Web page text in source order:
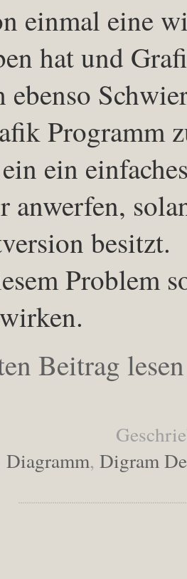
einmal eine
hat und
ebenso
Programm
ein
anwerfen,
besitzt.
Problem
Beitrag lesen
Diagramm, Digram